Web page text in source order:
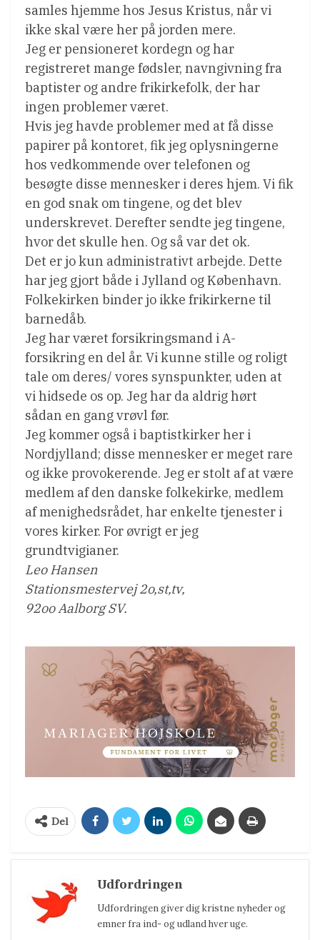
samles hjemme hos Jesus Kristus, når vi
ikke skal være her på jorden mere.
Jeg er pensioneret kordegn og har
registreret mange fødsler, navngivning fra
baptister og andre frikirkefolk, der har
ingen problemer været.
Hvis jeg havde problemer med at få disse
papirer på kontoret, fik jeg oplysningerne
hos vedkommende over telefonen og
besøgte disse mennesker i deres hjem. Vi fik
en god snak om tingene, og det blev
underskrevet. Derefter sendte jeg tingene,
hvor det skulle hen. Og så var det ok.
Det er jo kun administrativt arbejde. Dette
har jeg gjort både i Jylland og København.
Folkekirken binder jo ikke frikirkerne til
barnedåb.
Jeg har været forsikringsmand i A-
forsikring en del år. Vi kunne stille og roligt
tale om deres/ vores synspunkter, uden at
vi hidsede os op. Jeg har da aldrig hørt
sådan en gang vrøvl før.
Jeg kommer også i baptistkirker her i
Nordjylland; disse mennesker er meget rare
og ikke provokerende. Jeg er stolt af at være
medlem af den danske folkekirke, medlem
af menighedsrådet, har enkelte tjenester i
vores kirker. For øvrigt er jeg
grundtvigianer.
Leo Hansen
Stationsmestervej 2o,st,tv,
92oo Aalborg SV.
Del
Udfordringen
Udfordringen giver dig kristne nyheder og
emner fra ind- og udland hver uge.